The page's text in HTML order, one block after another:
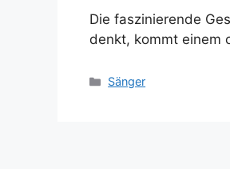
Die faszinierende
denkt, kommt einem
Categories
Sänger